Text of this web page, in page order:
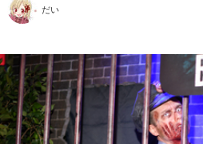
だい